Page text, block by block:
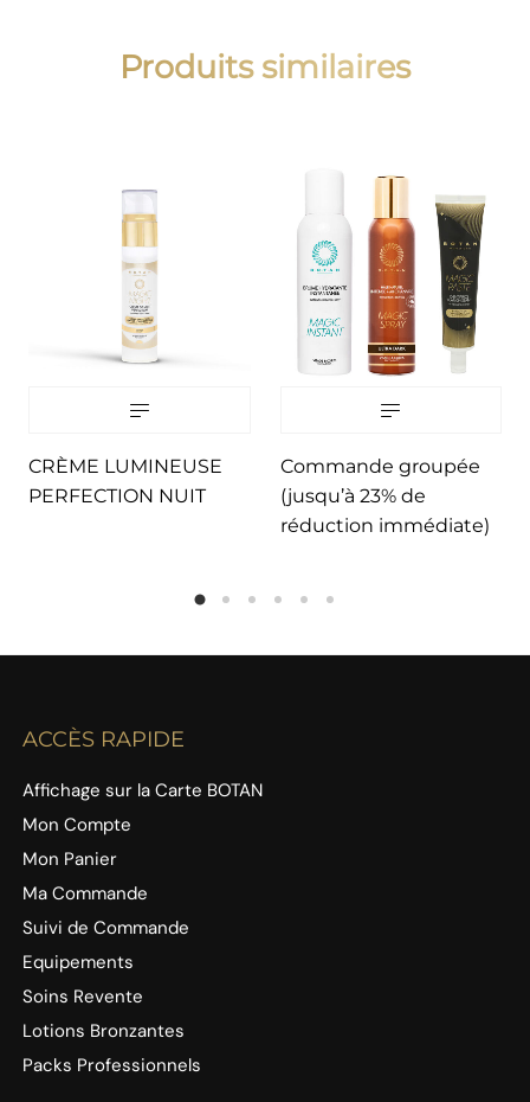
Produits similaires
CRÈME LUMINEUSE
PERFECTION NUIT
Commande groupée
(jusqu’à 23% de
réduction immédiate)
ACCÈS RAPIDE
Affichage sur la Carte BOTAN
Mon Compte
Mon Panier
Ma Commande
Suivi de Commande
Equipements
Soins Revente
Lotions Bronzantes
Packs Professionnels